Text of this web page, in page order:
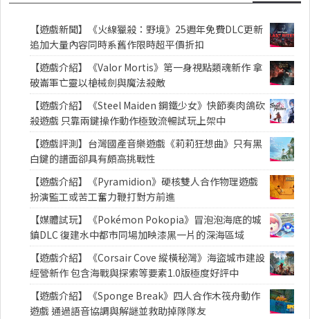
【遊戲新聞】《火線獵殺：野境》25週年免費DLC更新
追加大量內容同時系舊作限時超平價折扣
【遊戲介紹】《Valor Mortis》第一身視點類魂新作 拿
破崙軍亡靈以槍械劍與魔法殺敵
【遊戲介紹】《Steel Maiden 鋼鐵少女》快節奏肉鴿砍
殺遊戲 只靠兩鍵操作動作極致流暢試玩上架中
【遊戲評測】台灣國產音樂遊戲《莉莉狂想曲》只有黑
白鍵的譜面卻具有頗高挑戰性
【遊戲介紹】《Pyramidion》硬核雙人合作物理遊戲
扮演監工或苦工奮力鞭打對方前進
【媒體試玩】《Pokémon Pokopia》冒泡泡海底的城
鎮DLC 復建水中都市同場加映漆黑一片的深海區域
【遊戲介紹】《Corsair Cove 縱橫秘灣》海盜城市建設
經營新作 包含海戰與探索等要素1.0版極度好評中
【遊戲介紹】《Sponge Break》四人合作木筏舟動作
遊戲 通過語音協調與解謎並救助掉隊隊友